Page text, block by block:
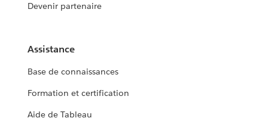
Devenir partenaire
Assistance
Base de connaissances
Formation et certification
Aide de Tableau